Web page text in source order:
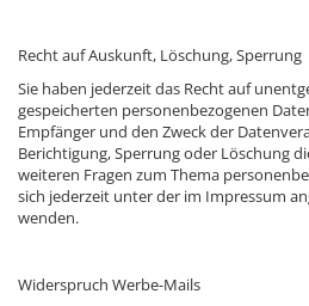
Recht auf Auskunft, Löschung, Sperrung
Sie haben jederzeit das Recht auf
gespeicherten personenbezogenen
Empfänger und den Zweck der
Berichtigung, Sperrung oder Löschung
weiteren Fragen zum Thema
sich jederzeit unter der im Impressum
wenden.
Widerspruch Werbe-Mails